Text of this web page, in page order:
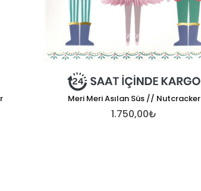
Meri Meri Asılan Süs // Nutcracker
1.750,00₺